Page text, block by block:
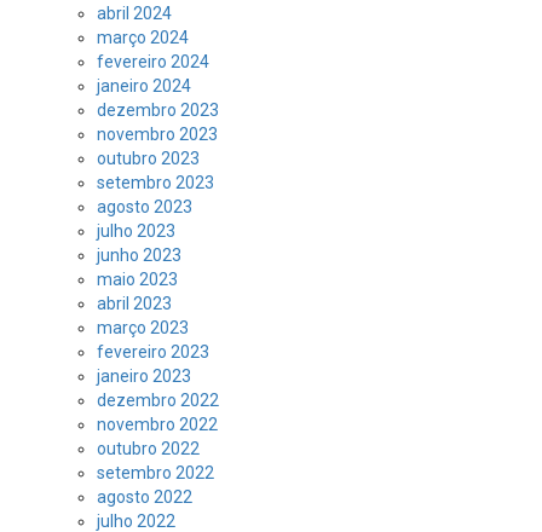
abril 2024
março 2024
fevereiro 2024
janeiro 2024
dezembro 2023
novembro 2023
outubro 2023
setembro 2023
agosto 2023
julho 2023
junho 2023
maio 2023
abril 2023
março 2023
fevereiro 2023
janeiro 2023
dezembro 2022
novembro 2022
outubro 2022
setembro 2022
agosto 2022
julho 2022